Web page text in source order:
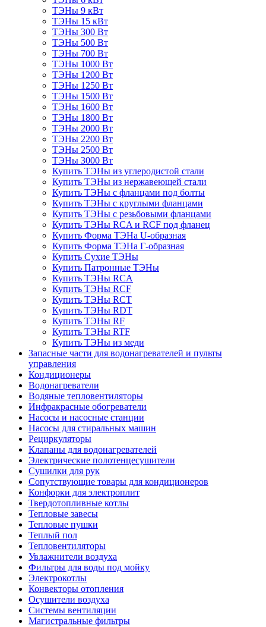
ТЭНы 9 кВт
ТЭНы 15 кВт
ТЭНы 300 Вт
ТЭНы 500 Вт
ТЭНы 700 Вт
ТЭНы 1000 Вт
ТЭНы 1200 Вт
ТЭНы 1250 Вт
ТЭНы 1500 Вт
ТЭНы 1600 Вт
ТЭНы 1800 Вт
ТЭНы 2000 Вт
ТЭНы 2200 Вт
ТЭНы 2500 Вт
ТЭНы 3000 Вт
Купить ТЭНы из углеродистой стали
Купить ТЭНы из нержавеющей стали
Купить ТЭНы с фланцами под болты
Купить ТЭНы с круглыми фланцами
Купить ТЭНы с резьбовыми фланцами
Купить ТЭНы RCA и RCF под фланец
Купить Форма ТЭНа U-образная
Купить Форма ТЭНа Г-образная
Купить Сухие ТЭНы
Купить Патронные ТЭНы
Купить ТЭНы RCA
Купить ТЭНы RCF
Купить ТЭНы RCT
Купить ТЭНы RDT
Купить ТЭНы RF
Купить ТЭНы RTF
Купить ТЭНы из меди
Запасные части для водонагревателей и пульты
управления
Кондиционеры
Водонагреватели
Водяные тепловентиляторы
Инфракрасные обогреватели
Насосы и насосные станции
Насосы для стиральных машин
Рециркуляторы
Клапаны для водонагревателей
Электрические полотенцесушители
Сушилки для рук
Сопутствующие товары для кондиционеров
Конфорки для электроплит
Твердотопливные котлы
Тепловые завесы
Тепловые пушки
Теплый пол
Тепловентиляторы
Увлажнители воздуха
Фильтры для воды под мойку
Электрокотлы
Конвекторы отопления
Осушители воздуха
Системы вентиляции
Магистральные фильтры